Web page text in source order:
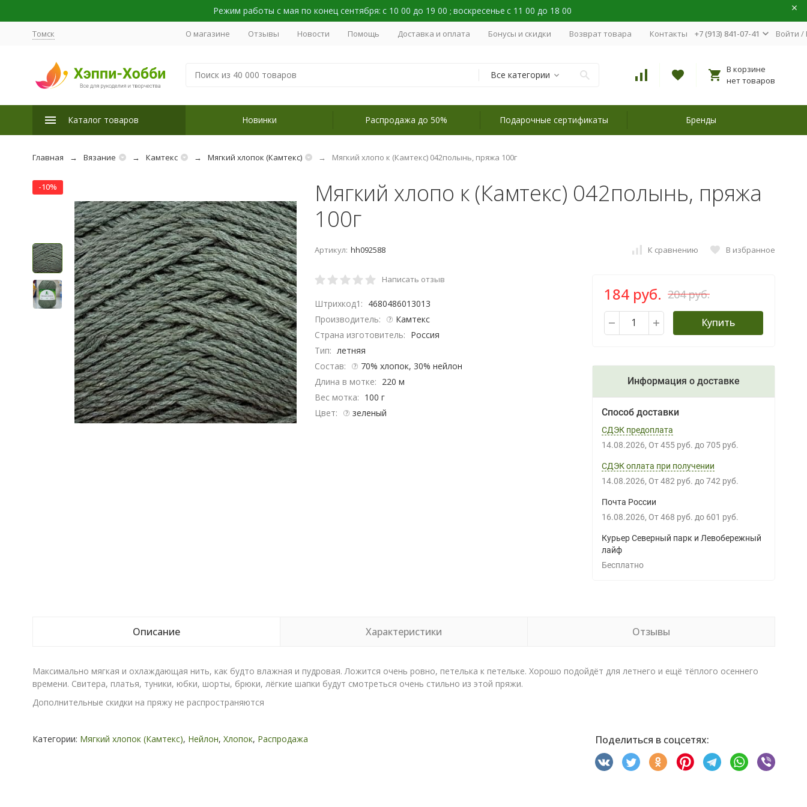
Режим работы с мая по конец сентября: с 10 00 до 19 00 ; воскресенье с 11 00 до 18 00
Томск О магазине Отзывы Новости Помощь Доставка и оплата Бонусы и скидки Возврат товара Контакты +7 (913) 841-07-41 Войти /
Все категории
В корзине
нет товаров
Каталог товаров Новинки Распродажа до 50% Подарочные сертификаты Бренды
Главная Вязание Камтекс Мягкий хлопок (Камтекс) Мягкий хлопо к (Камтекс) 042полынь, пряжа 100г
-10%
Мягкий хлопо к (Камтекс) 042полынь, пряжа
100г
Артикул: hh092588 К сравнению В избранное
Написать отзыв
Штрихкод1: 4680486013013
Производитель:
Камтекс
Страна изготовитель: Россия
Тип: летняя
Состав:
70% хлопок, 30% нейлон
Длина в мотке: 220 м
Вес мотка: 100 г
Цвет:
зеленый
184 руб. 204 руб.
Купить
Информация о доставке
Способ доставки
СДЭК предоплата
14.08.2026 От 455 руб. до 705 руб.
СДЭК оплата при получении
14.08.2026 От 482 руб. до 742 руб.
Почта России
16.08.2026 От 468 руб. до 601 руб.
Курьер Северный парк и Левобережный
лайф
Бесплатно
Описание Характеристики Отзывы
Максимально мягкая и охлаждающая нить, как будто влажная и пудровая. Ложится очень ровно, петелька к петельке. Хорошо подойдёт для летнего и ещё тёплого осеннего
времени. Свитера, платья, туники, юбки, шорты, брюки, лёгкие шапки будут смотреться очень стильно из этой пряжи.
Дополнительные скидки на пряжу не распространяются
Категории: Мягкий хлопок (Камтекс), Нейлон, Хлопок, Распродажа Поделиться в соцсетях: